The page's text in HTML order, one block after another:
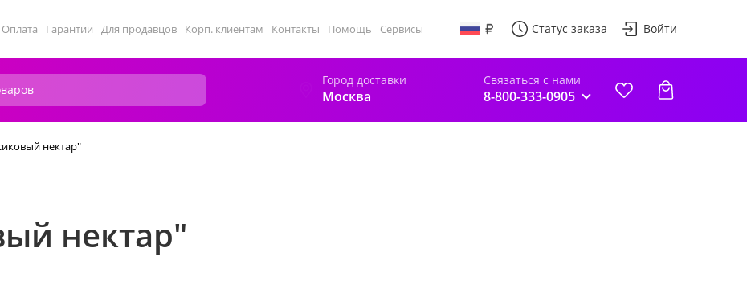
Оплата Гарантии Для продавцов Корп. клиентам Контакты Помощь Сервисы Статус заказа Войти
Город доставки
Москва
Связаться с нами
8-800-333-0905
нектар"
нектар"